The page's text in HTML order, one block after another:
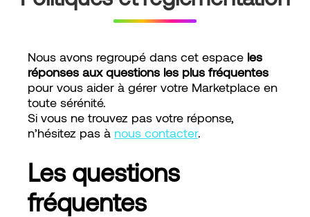
Nous avons regroupé dans cet espace les
réponses aux questions les plus fréquentes
pour vous aider à gérer votre Marketplace en
toute sérénité.
Si vous ne trouvez pas votre réponse,
n’hésitez pas à nous contacter.
Les questions
fréquentes